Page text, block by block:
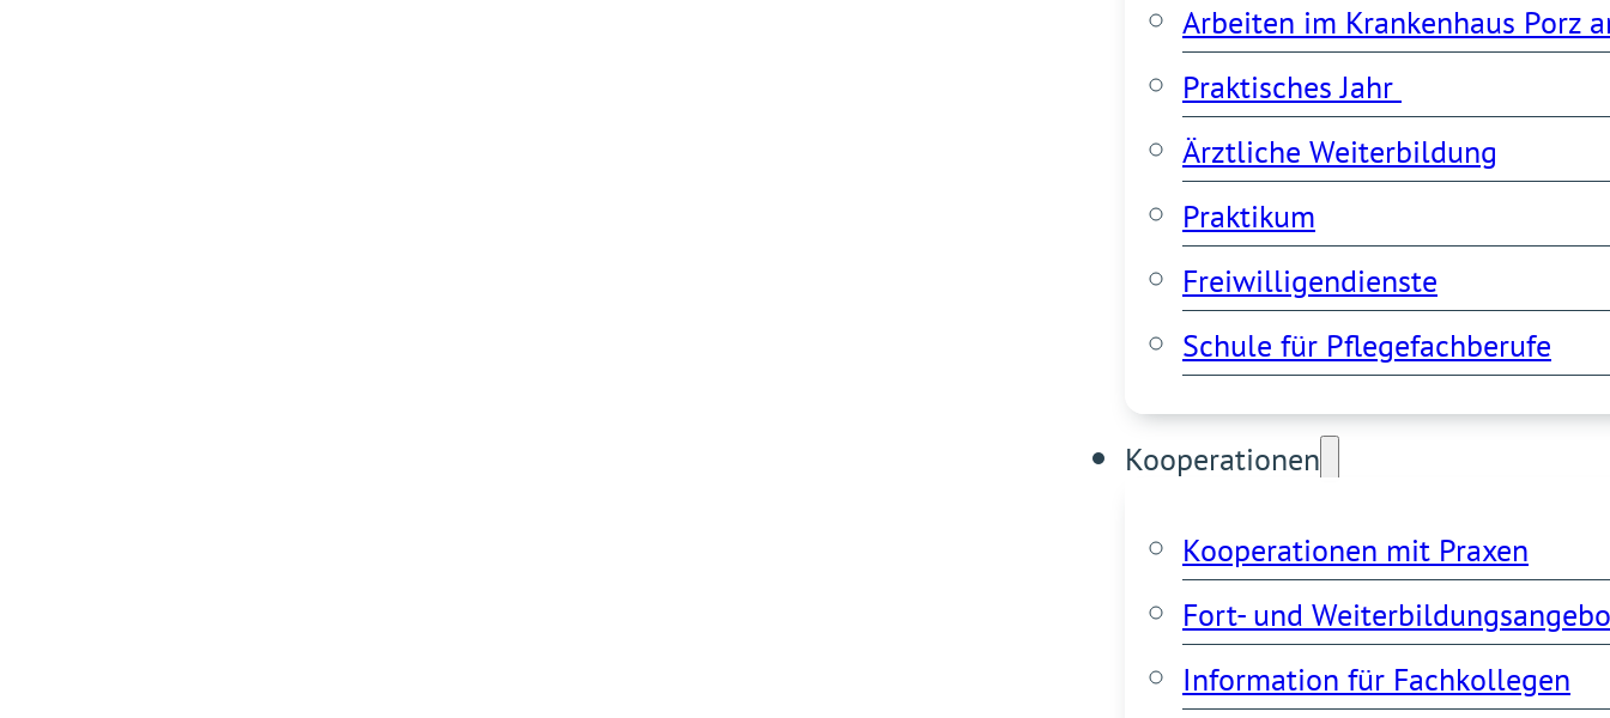
Arbeiten im Krankenhaus Porz
Praktisches Jahr
Ärztliche Weiterbildung
Praktikum
Freiwilligendienste
Schule für Pflegefachberufe
Kooperationen
Kooperationen mit Praxen
Fort- und
Information für Fachkollegen